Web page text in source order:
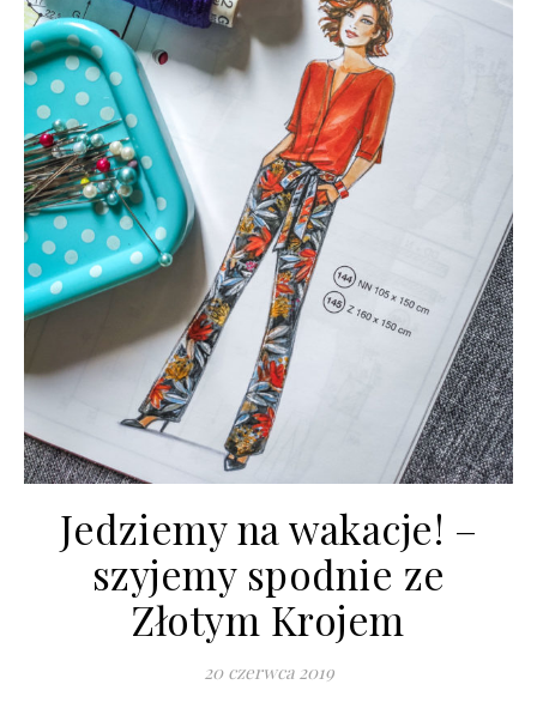
Jedziemy na wakacje! –
szyjemy spodnie ze
Złotym Krojem
20 czerwca 2019